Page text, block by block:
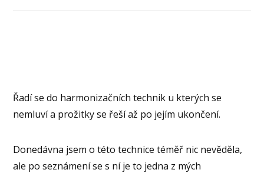
Řadí se do harmonizačních technik u kterých se
nemluví a prožitky se řeší až po jejím ukončení.
Donedávna jsem o této technice téměř nic nevěděla,
ale po seznámení se s ní je to jedna z mých